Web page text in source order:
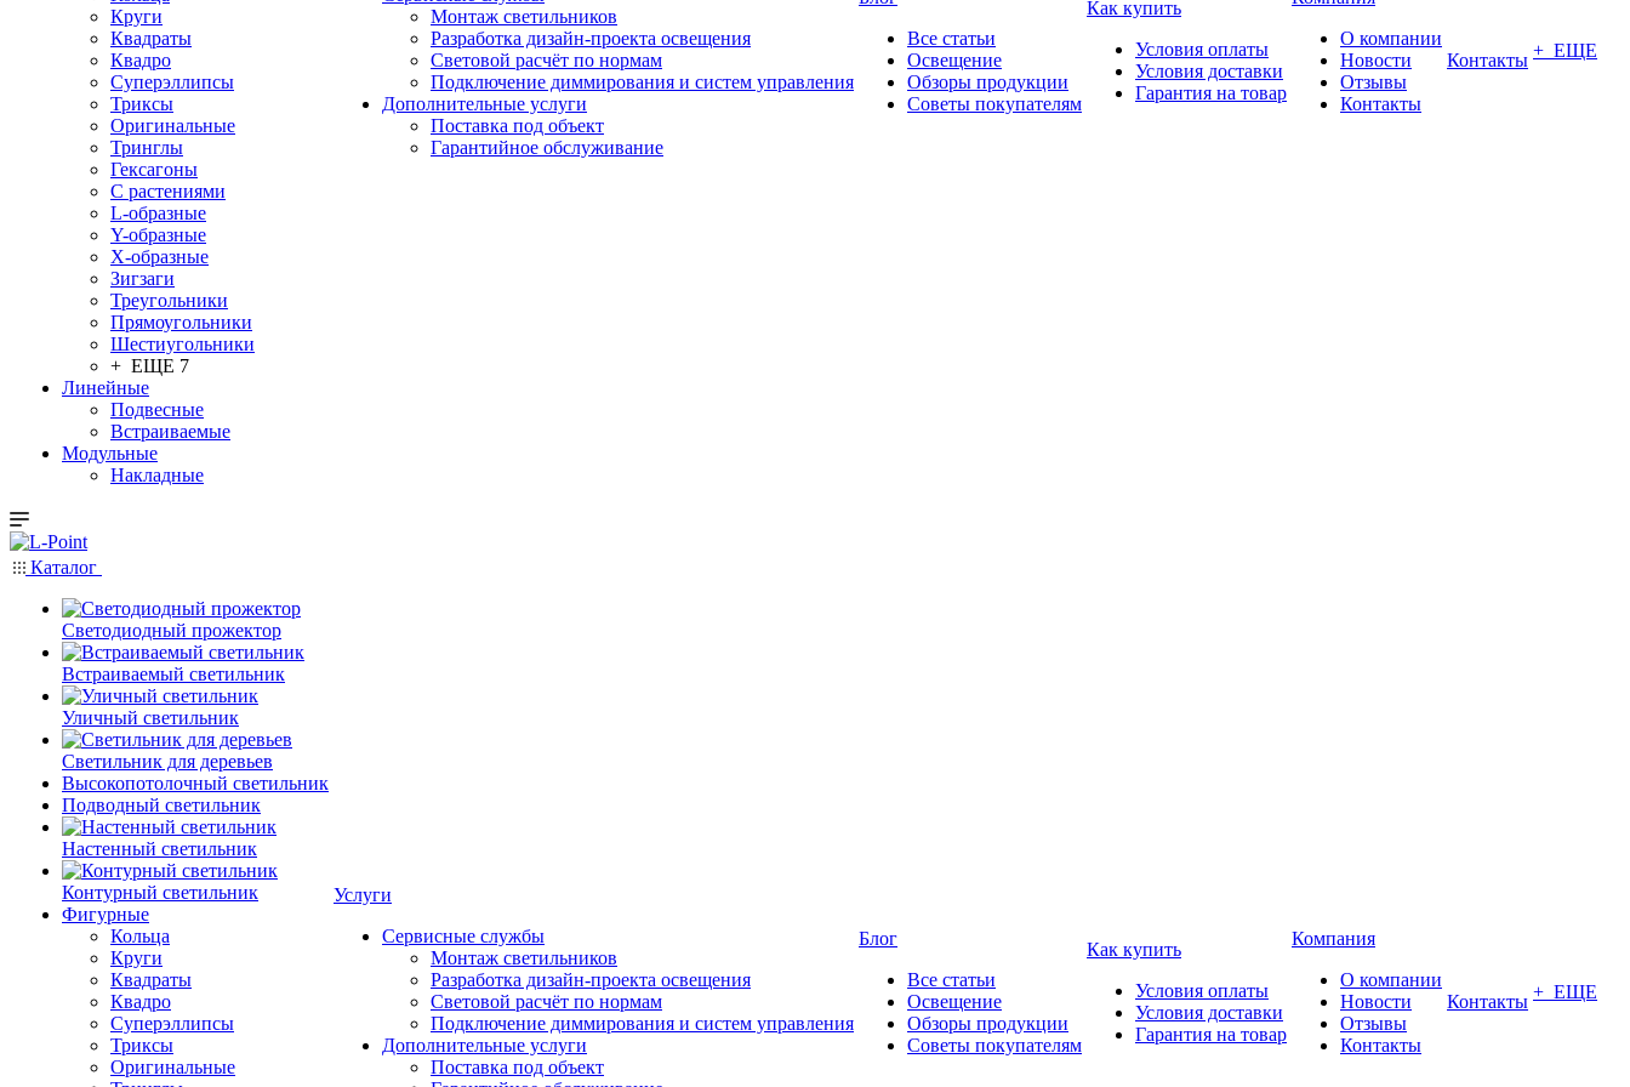
Круги
Квадраты
Квадро
Суперэллипсы
Триксы
Оригинальные
Тринглы
Гексагоны
С растениями
L-образные
Y-образные
X-образные
Зигзаги
Треугольники
Прямоугольники
Шестиугольники
+ ЕЩЕ 7
Линейные
Подвесные
Встраиваемые
Модульные
Накладные
Монтаж светильников
Разработка дизайн-проекта освещения
Световой расчёт по нормам
Подключение диммирования и систем управления
Дополнительные услуги
Поставка под объект
Гарантийное обслуживание
Все статьи
Освещение
Обзоры продукции
Советы покупателям
Как купить
Условия оплаты
Условия доставки
Гарантия на товар
О компании
Новости
Отзывы
Контакты
Контакты + ЕЩЕ
Каталог
Светодиодный прожектор
Встраиваемый светильник
Уличный светильник
Светильник для деревьев
Высокопотолочный светильник
Подводный светильник
Настенный светильник
Контурный светильник
Фигурные
Кольца
Круги
Квадраты
Квадро
Суперэллипсы
Триксы
Оригинальные
Услуги
Сервисные службы
Монтаж светильников
Разработка дизайн-проекта освещения
Световой расчёт по нормам
Подключение диммирования и систем управления
Дополнительные услуги
Поставка под объект
Блог
Все статьи
Освещение
Обзоры продукции
Советы покупателям
Как купить
Условия оплаты
Условия доставки
Гарантия на товар
Компания
О компании
Новости
Отзывы
Контакты
Контакты + ЕЩЕ